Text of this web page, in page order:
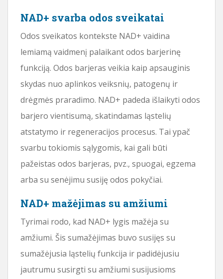
NAD+ svarba odos sveikatai
Odos sveikatos kontekste NAD+ vaidina
lemiamą vaidmenį palaikant odos barjerinę
funkciją. Odos barjeras veikia kaip apsauginis
skydas nuo aplinkos veiksnių, patogenų ir
drėgmės praradimo. NAD+ padeda išlaikyti odos
barjero vientisumą, skatindamas ląstelių
atstatymo ir regeneracijos procesus. Tai ypač
svarbu tokiomis sąlygomis, kai gali būti
pažeistas odos barjeras, pvz., spuogai, egzema
arba su senėjimu susiję odos pokyčiai.
NAD+ mažėjimas su amžiumi
Tyrimai rodo, kad NAD+ lygis mažėja su
amžiumi. Šis sumažėjimas buvo susijęs su
sumažėjusia ląstelių funkcija ir padidėjusiu
jautrumu susirgti su amžiumi susijusioms